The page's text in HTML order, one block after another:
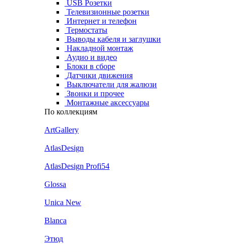
USB Розетки
Телевизионные розетки
Интернет и телефон
Термостаты
Выводы кабеля и заглушки
Накладной монтаж
Аудио и видео
Блоки в сборе
Датчики движения
Выключатели для жалюзи
Звонки и прочее
Монтажные аксессуары
По коллекциям
ArtGallery
AtlasDesign
AtlasDesign Profi54
Glossa
Unica New
Blanca
Этюд